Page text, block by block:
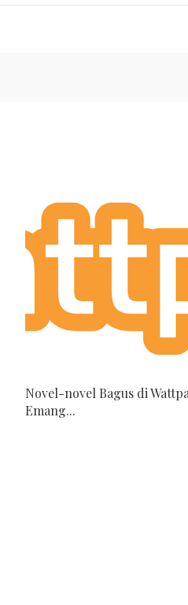
Novel-novel Bagus di
Emang...